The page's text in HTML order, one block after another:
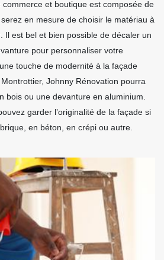
et boutique est composée de
en mesure de choisir le matériau à
Il est bel et bien possible de décaler un
pour personnaliser votre
touche de modernité à la façade
Johnny Rénovation pourra
bois ou une devanture en aluminium.
garder l’originalité de la façade si
en béton, en crépi ou autre.